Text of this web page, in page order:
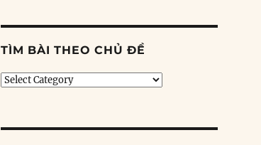
TÌM BÀI THEO CHỦ ĐỀ
Tìm